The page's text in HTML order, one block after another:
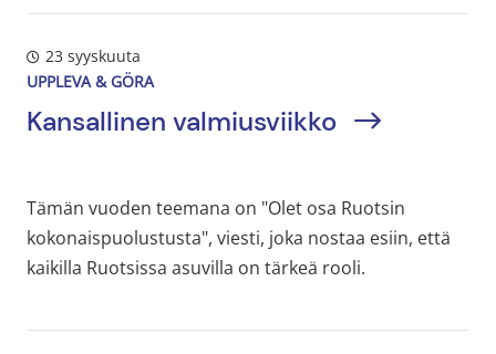
23 syyskuuta
UPPLEVA & GÖRA
Kansallinen valmiusviikko
Tämän vuoden teemana on "Olet osa Ruotsin
kokonaispuolustusta", viesti, joka nostaa esiin, että
kaikilla Ruotsissa asuvilla on tärkeä rooli.